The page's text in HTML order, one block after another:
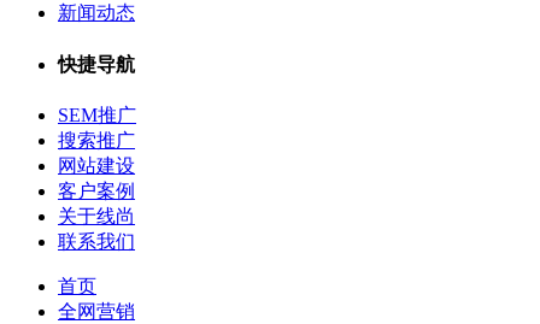
新闻动态
快捷导航
SEM推广
搜索推广
网站建设
客户案例
关于线尚
联系我们
首页
全网营销